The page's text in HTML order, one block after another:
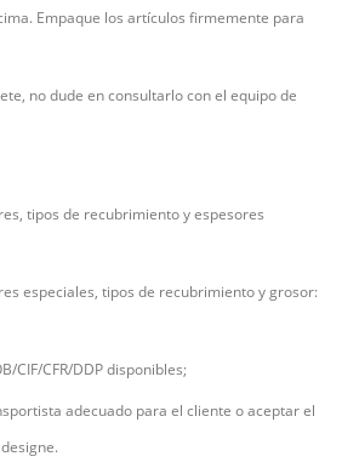
Empaque los artículos firmemente para
no dude en consultarlo con el equipo de
tipos de recubrimiento y espesores
especiales, tipos de recubrimiento y grosor:
CIF/CFR/DDP disponibles;
adecuado para el cliente o aceptar el